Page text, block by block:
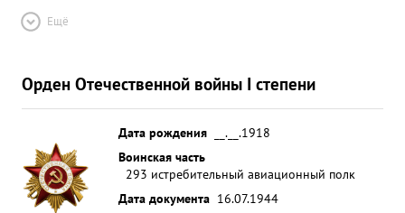
Ещё
Орден Отечественной войны I степени
Дата рождения
__.__.1918
Воинская часть
293 истребительный авиационный полк
Дата документа 16.07.1944